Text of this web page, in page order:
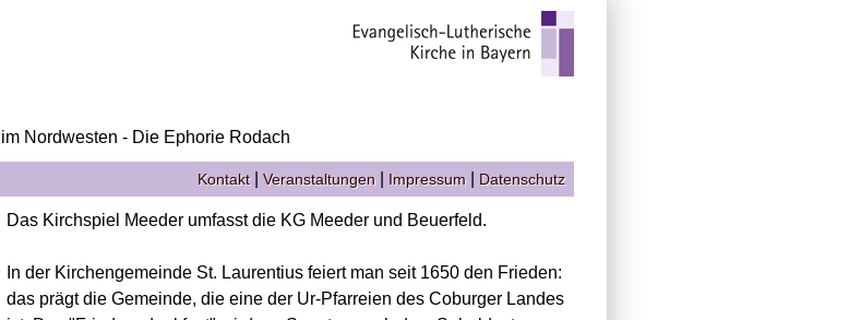
Nordwesten - Die Ephorie Rodach
Kontakt| Veranstaltungen Impressum Datenschutz
Das Kirchspiel Meeder umfasst die KG Meeder und Beuerfeld.
In der Kirchengemeinde St. Laurentius feiert man seit 1650 den Frieden:
das prägt die Gemeinde, die eine der Ur-Pfarreien des Coburger Landes